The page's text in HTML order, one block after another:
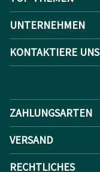
UNTERNEHMEN
KONTAKTIERE UNS
ZAHLUNGSARTEN
VERSAND
RECHTLICHES